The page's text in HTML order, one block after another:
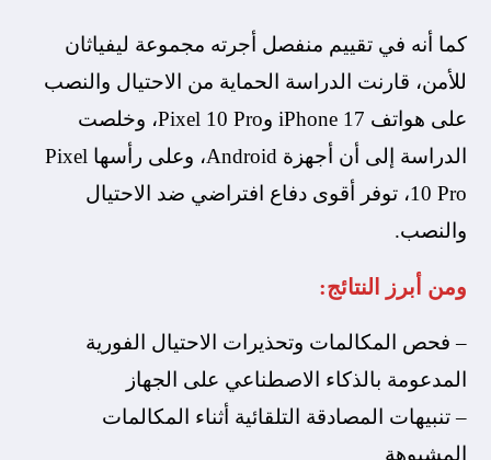
كما أنه في تقييم منفصل أجرته مجموعة ليفياثان
للأمن، قارنت الدراسة الحماية من الاحتيال والنصب
على هواتف iPhone 17 وPixel 10 Pro، وخلصت
الدراسة إلى أن أجهزة Android، وعلى رأسها Pixel
10 Pro، توفر أقوى دفاع افتراضي ضد الاحتيال
والنصب.
ومن أبرز النتائج:
– فحص المكالمات وتحذيرات الاحتيال الفورية
المدعومة بالذكاء الاصطناعي على الجهاز
– تنبيهات المصادقة التلقائية أثناء المكالمات
المشبوهة